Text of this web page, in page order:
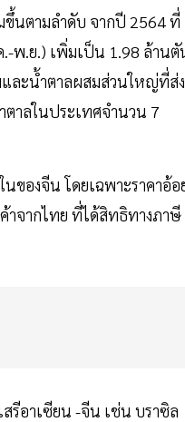
นตามลำดับ จากปี 2564 ที่
พ.ย.) เพิ่มเป็น 1.98 ล้าน
และนํ้าตาลผสมส่วนใหญ่ที่ส่ง
ตาลในประเทศจำนวน 7
ของจีน โดยเฉพาะราคาอ้อ
าจากไทย ที่ได้สิทธิทางภาษี
สรีอาเซียน -จีน เช่น บราซิล